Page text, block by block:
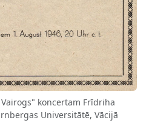
koncertam Frīdriha
Universitātē, Vācijā